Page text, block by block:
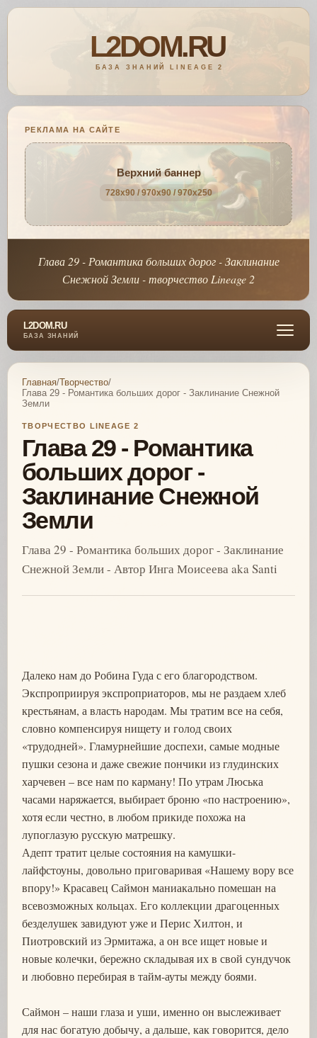
РЕКЛАМА НА САЙТЕ
Верхний баннер
728x90 / 970x90 / 970x250
Глава 29 - Романтика больших дорог - Заклинание
Снежной Земли - творчество Lineage 2
L2DOM.RU
БАЗА ЗНАНИЙ
Главная/Творчество/
Глава 29 - Романтика больших дорог - Заклинание Снежной
Земли
ТВОРЧЕСТВО LINEAGE 2
Глава 29 - Романтика
больших дорог -
Заклинание Снежной
Земли
Глава 29 - Романтика больших дорог - Заклинание
Снежной Земли - Автор Инга Моисеева aka Santi
Далеко нам до Робина Гуда с его благородством.
Экспроприируя экспроприаторов, мы не раздаем хлеб
крестьянам, а власть народам. Мы тратим все на себя,
словно компенсируя нищету и голод своих
«трудодней». Гламурнейшие доспехи, самые модные
пушки сезона и даже свежие пончики из глудинских
харчевен – все нам по карману! По утрам Люська
часами наряжается, выбирает броню «по настроению»,
хотя если честно, в любом прикиде похожа на
лупоглазую русскую матрешку.
Адепт тратит целые состояния на камушки-
лайфстоуны, довольно приговаривая «Нашему вору все
впору!» Красавец Саймон маниакально помешан на
всевозможных кольцах. Его коллекции драгоценных
безделушек завидуют уже и Перис Хилтон, и
Пиотровский из Эрмитажа, а он все ищет новые и
новые колечки, бережно складывая их в свой сундучок
и любовно перебирая в тайм-ауты между боями.
Саймон – наши глаза и уши, именно он выслеживает
для нас богатую добычу, а дальше, как говорится, дело